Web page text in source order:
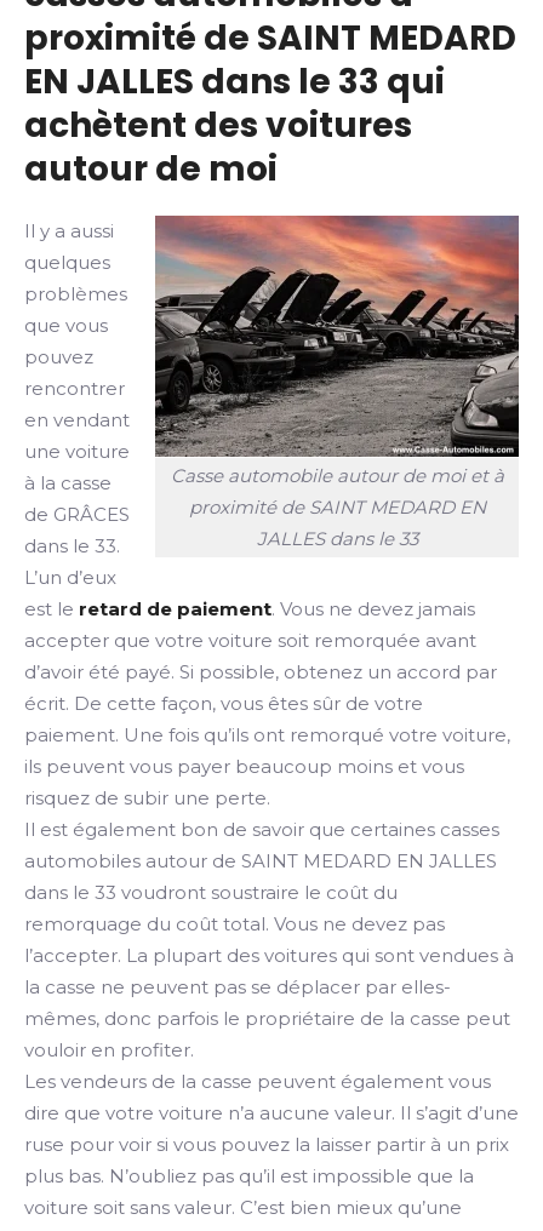
proximité de SAINT MEDARD
EN JALLES dans le 33 qui
achètent des voitures
autour de moi
Casse automobile autour de moi et à
proximité de SAINT MEDARD EN
JALLES dans le 33
Il y a aussi
quelques
problèmes
que vous
pouvez
rencontrer
en vendant
une voiture
à la casse
de GRÂCES
dans le 33.
L’un d’eux
est le retard de paiement. Vous ne devez jamais
accepter que votre voiture soit remorquée avant
d’avoir été payé. Si possible, obtenez un accord par
écrit. De cette façon, vous êtes sûr de votre
paiement. Une fois qu’ils ont remorqué votre voiture,
ils peuvent vous payer beaucoup moins et vous
risquez de subir une perte.
Il est également bon de savoir que certaines casses
automobiles autour de SAINT MEDARD EN JALLES
dans le 33 voudront soustraire le coût du
remorquage du coût total. Vous ne devez pas
l’accepter. La plupart des voitures qui sont vendues à
la casse ne peuvent pas se déplacer par elles-
mêmes, donc parfois le propriétaire de la casse peut
vouloir en profiter.
Les vendeurs de la casse peuvent également vous
dire que votre voiture n’a aucune valeur. Il s’agit d’une
ruse pour voir si vous pouvez la laisser partir à un prix
plus bas. N’oubliez pas qu’il est impossible que la
voiture soit sans valeur. C’est bien mieux qu’une